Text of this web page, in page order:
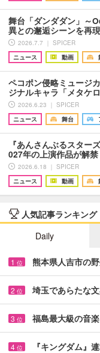
舞台「ダンダダン」～
異との邂逅シーンを
2026.7.7 ｜ SPICER
ニュース
動画
ペコポン侵略ミュージ
ジナルキャラ「メタケ
2026.6.23 ｜ SPICER
ニュース
舞台
『あんさんぶるスタ
027年の上演作品が解禁
2026.6.18 ｜ SPICER
ニュース
動画
人気記事ランキング
Daily
1 位 熊本県人吉市の
2 位 埼玉であらたな
3 位 福島最大級の音
4 位 『キングダム』